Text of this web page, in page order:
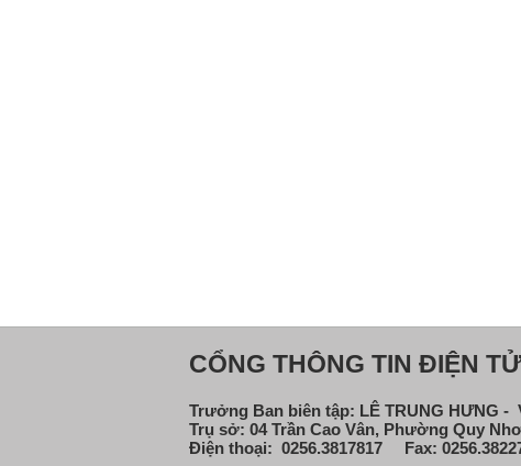
CỔNG THÔNG TIN ĐIỆN
Trưởng Ban biên tập: LÊ TRUNG HƯNG -
Trụ sở: 04 Trần Cao Vân, Phường Quy
Điện thoại: 0256.3817817 Fax: